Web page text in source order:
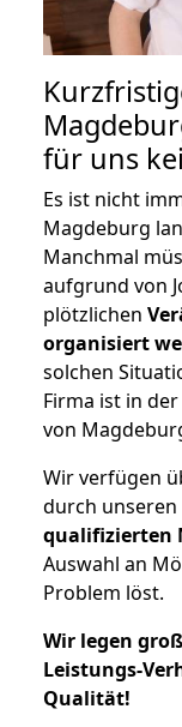
für uns
Es ist nicht
Magdeburg
Manchmal
aufgrund von
plötzlichen
organisiert
solchen
Firma ist in
von
Wir verfügen
durch
qualifizierten
Auswahl an
Problem löst.
Wir legen
Leistungs-
Qualität!